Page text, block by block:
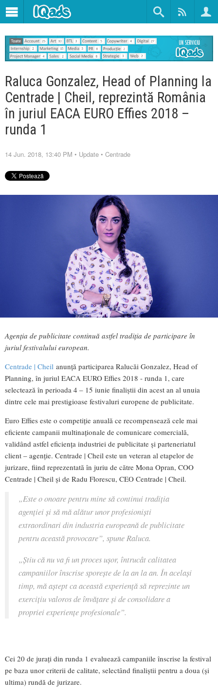
Raluca Gonzalez, Head of Planning la
Centrade | Cheil, reprezintă România
în juriul EACA EURO Effies 2018 –
runda 1
14 Jun. 2018, 13:40 PM • Update • Centrade
Agenția de publicitate continuă astfel tradiția de participare în
juriul festivalului european.
Centrade | Cheil anunță participarea Ralucăi Gonzalez, Head of
Planning, în juriul EACA EURO Effies 2018 - runda 1, care
selectează în perioada 4 – 15 iunie finaliștii din acest an al unuia
dintre cele mai prestigioase festivaluri europene de publicitate.
Euro Effies este o competiție anuală ce recompensează cele mai
eficiente campanii multinaționale de comunicare comercială,
validând astfel eficiența industriei de publicitate și parteneriatul
client – agenție. Centrade | Cheil este un veteran al etapelor de
jurizare, fiind reprezentată în juriu de către Mona Opran, COO
Centrade | Cheil și de Radu Florescu, CEO Centrade | Cheil.
„Este o onoare pentru mine să continui tradiția
agenției și să mă alătur unor profesioniști
extraordinari din industria europeană de publicitate
pentru această provocare”, spune Raluca.
„Știu că nu va fi un proces ușor, întrucât calitatea
campaniilor înscrise sporește de la an la an. În același
timp, mă aștept ca această experiență să reprezinte un
exercițiu valoros de învățare și de consolidare a
propriei experiențe profesionale”.
Cei 20 de jurați din runda 1 evaluează campaniile înscrise la festival
pe baza unor criterii de calitate, selectând finaliștii pentru a doua (și
ultima) rundă de jurizare.